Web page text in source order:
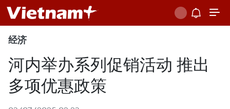
经济
河内举办系列促销活动 推出
多项优惠政策